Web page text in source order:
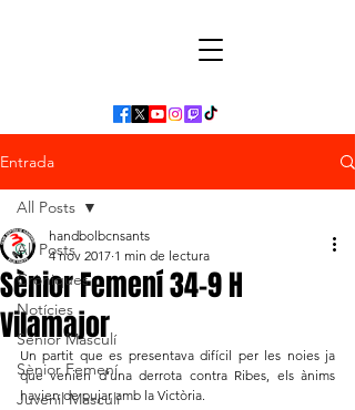
Entrada
All Posts
Cròniques
Notícies
Sènior Masculí
Sènior Femení
Juvenil Masculí
All Posts
Sènior Femení 34-9 H
Vilamajor
handbolbcnsants
4 nov 2017 1 min de lectura
Un partit que es presentava difícil per les noies ja
que venien d’una derrota contra Ribes, els ànims
havien de pujar amb la Victòria.